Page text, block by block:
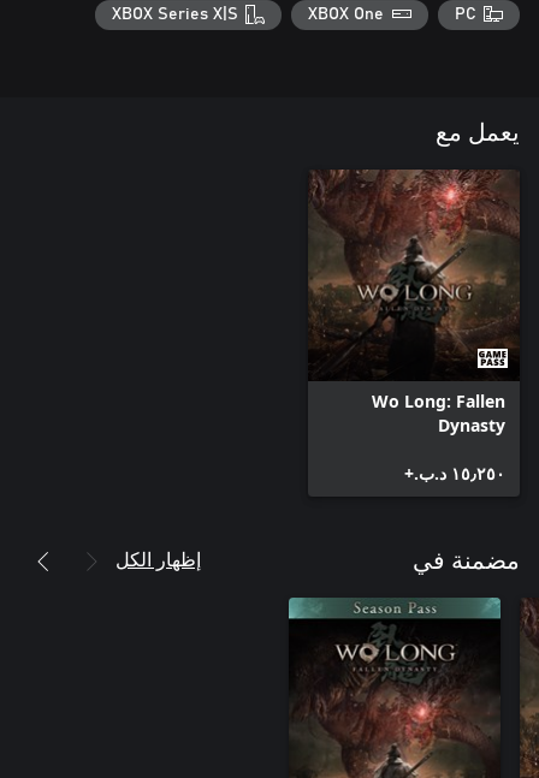
PC
XBOX One
XBOX Series X|S
يعمل مع
Wo Long: Fallen
Dynasty
١٥٫٢٥٠ د.ب.‏+
مضمنة في إظهار الكل